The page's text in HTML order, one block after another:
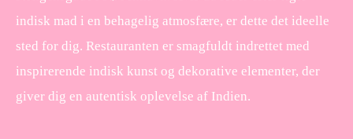
indisk mad i en behagelig atmosfære, er dette det ideelle
sted for dig. Restauranten er smagfuldt indrettet med
inspirerende indisk kunst og dekorative elementer, der
giver dig en autentisk oplevelse af Indien.